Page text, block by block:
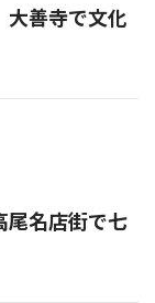
善寺で文化
名店街で七